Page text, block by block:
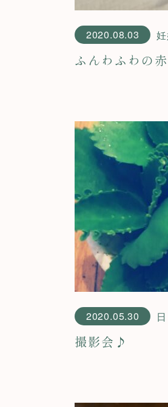
2020.08.03
ふんわふわの
2020.05.30
撮影会♪